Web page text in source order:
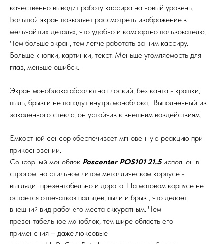
качественно выводит работу кассира на новый уровень.
Большой экран позволяет рассмотреть изображение в
мельчайших деталях, что удобно и комфортно пользователю.
Чем больше экран, тем легче работать за ним кассиру.
Больше кнопки, картинки, текст. Меньше утомляемость для
глаз, меньше ошибок.
Экран моноблока абсолютно плоский, без канта - крошки,
пыль, брызги не попадут внутрь моноблока. Выполненный из
закаленного стекла, он устойчив к внешним воздействиям.
Емкостной сенсор обеспечивает мгновенную реакцию при
прикосновении.
Сенсорный моноблок Poscenter POS101 21.5исполнен в
строгом, но стильном литом металлическом корпусе -
выглядит презентабельно и дорого. На матовом корпусе не
остается отпечатков пальцев, пыли и брызг, что делает
внешний вид рабочего места аккуратным. Чем
презентабельное моноблок, тем шире область его
применения – даже люксовые